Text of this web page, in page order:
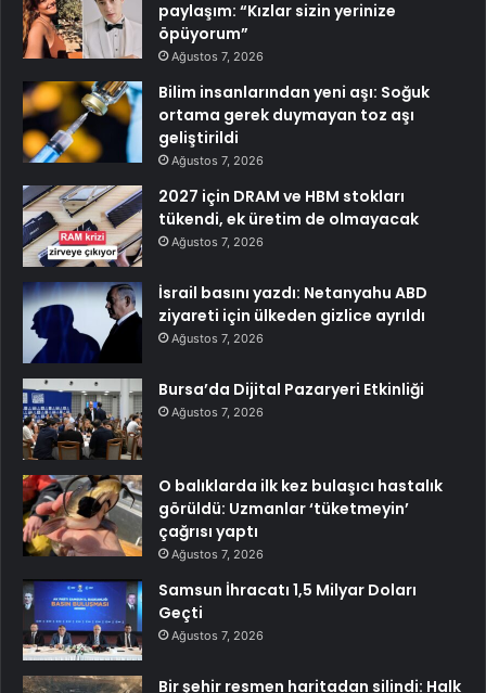
paylaşım: “Kızlar sizin yerinize
öpüyorum”
Ağustos 7, 2026
Bilim insanlarından yeni aşı: Soğuk
ortama gerek duymayan toz aşı
geliştirildi
Ağustos 7, 2026
2027 için DRAM ve HBM stokları
tükendi, ek üretim de olmayacak
Ağustos 7, 2026
İsrail basını yazdı: Netanyahu ABD
ziyareti için ülkeden gizlice ayrıldı
Ağustos 7, 2026
Bursa’da Dijital Pazaryeri Etkinliği
Ağustos 7, 2026
O balıklarda ilk kez bulaşıcı hastalık
görüldü: Uzmanlar ‘tüketmeyin’
çağrısı yaptı
Ağustos 7, 2026
Samsun İhracatı 1,5 Milyar Doları
Geçti
Ağustos 7, 2026
Bir şehir resmen haritadan silindi: Halk